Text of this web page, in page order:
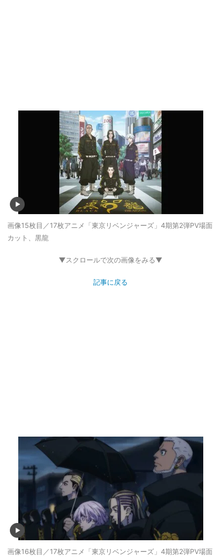
画像15枚目／17枚アニメ「東京リベンジャーズ」4期第2弾PV場面
カット、黒龍
▼スクロールで次の画像をみる▼
記事に戻る
画像16枚目／17枚アニメ「東京リベンジャーズ」4期第2弾PV場面